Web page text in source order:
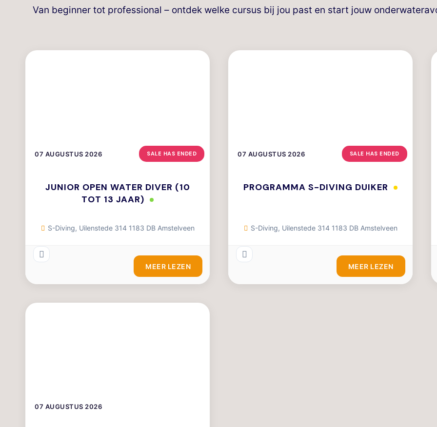
Van beginner tot professional – ontdek welke cursus bij jou past en start jouw
07 AUGUSTUS 2026
JUNIOR OPEN WATER DIVER (10
TOT 13 JAAR)
SALE HAS ENDED
S-Diving, Uilenstede 314 1183 DB Amstelveen
MEER LEZEN
07 AUGUSTUS 2026
PROGRAMMA S-DIVING DUIKER
SALE HAS ENDED
S-Diving, Uilenstede 314 1183 DB Amstelveen
MEER LEZEN
07 AUGUSTUS 2026